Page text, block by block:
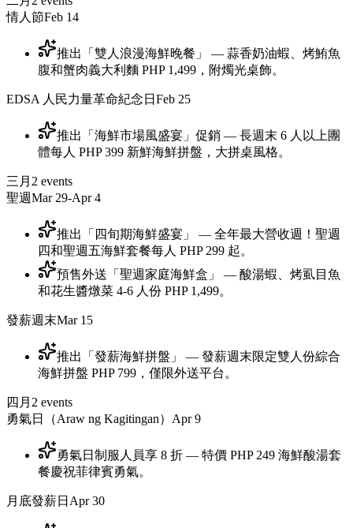
情人節Feb 14
推出「雙人浪漫海鮮晚餐」 — 蒜香奶油蝦、烤鮪魚
腹和蟹肉義大利麵 PHP 1,499，附燭光桌飾。
EDSA 人民力量革命紀念日 Feb 25
推出「海鮮市場風盛宴」促銷 — 長週末 6 人以上團
體每人 PHP 399 新鮮海鮮拼盤，大拼桌風格。
三月 2 events
聖週Mar 29-Apr 4
推出「四旬期海鮮盛宴」 — 全年最大營收週！聖週
四和聖週五海鮮套餐每人 PHP 299 起。
預售外送「聖週家庭海鮮盒」 — 酸湯蝦、烤虱目魚
和花生醬燉菜 4-6 人份 PHP 1,499。
發薪週末Mar 15
推出「發薪海鮮拼盤」 — 發薪週末限定雙人份綜合
海鮮拼盤 PHP 799，僅限外送平台。
四月 2 events
勇氣日（Araw ng Kagitingan） Apr 9
勇氣日制服人員享 8 折 — 特價 PHP 249 海鮮酸湯套
餐慶祝菲律賓勇氣。
月底發薪日 Apr 30